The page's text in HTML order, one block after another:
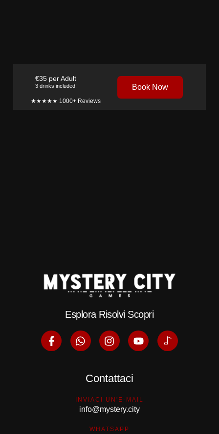
€35 per Adult
3 drinks included!
★★★★★ 1000+ Reviews
Book Now
Esplora Risolvi Scopri
Contattaci
INVIACI UN'E-MAIL
info@mystery.city
WHATSAPP